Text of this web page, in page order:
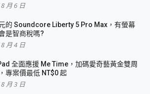
月 6 日
的 Soundcore Liberty 5 Pro Max，有螢幕
是智商稅嗎?
月 4 日
全面應援 Me Time，加碼愛奇藝黃金雙周
專案價最低 NT$0 起
月 3 日